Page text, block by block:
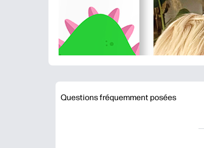
Questions fréquemment posées